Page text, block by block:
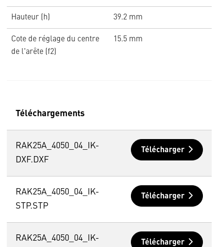
Hauteur (h) 39.2 mm
Cote de réglage du centre
de l'arête (f2)
15.5 mm
Téléchargements
RAK25A_4050_04_IK-
DXF.DXF
Télécharger
RAK25A_4050_04_IK-
STP.STP
Télécharger
RAK25A_4050_04_IK-
Télécharger